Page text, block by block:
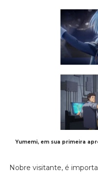
Yumemi, em sua primeira
Nobre visitante, é